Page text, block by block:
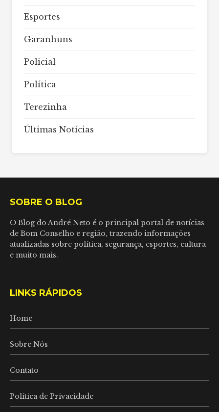
Esportes
Garanhuns
Policial
Política
Terezinha
Últimas Notícias
SOBRE O BLOG
O Blog do André Neto é o principal portal de notícias
de Bom Conselho e região, trazendo informações
atualizadas sobre política, segurança, esportes, cultura
e muito mais.
LINKS RÁPIDOS
Home
Sobre Nós
Contato
Política de Privacidade